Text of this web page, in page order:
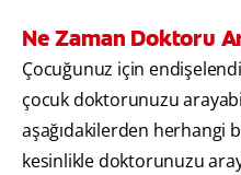
Ne Zaman Doktoru
Çocuğunuz için
çocuk doktorunuzu
aşağıdakilerden herhangi
kesinlikle doktorunuzu